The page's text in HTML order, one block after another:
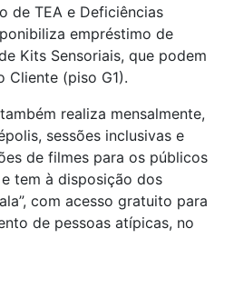
de TEA e Deficiências
empréstimo de
Kits Sensoriais, que podem
Cliente (piso G1).
realiza mensalmente,
sessões inclusivas e
de filmes para os públicos
tem à disposição dos
com acesso gratuito para
de pessoas atípicas, no